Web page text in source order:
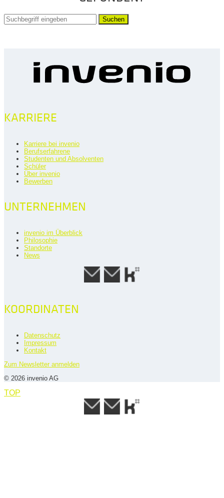
Suchen
KARRIERE
Karriere bei invenio
Berufserfahrene
Studenten und Absolventen
Schüler
Über invenio
Bewerben
UNTERNEHMEN
invenio im Überblick
Philosophie
Standorte
News
KOORDINATEN
Datenschutz
Impressum
Kontakt
Zum Newsletter anmelden
© 2026 invenio AG
TOP